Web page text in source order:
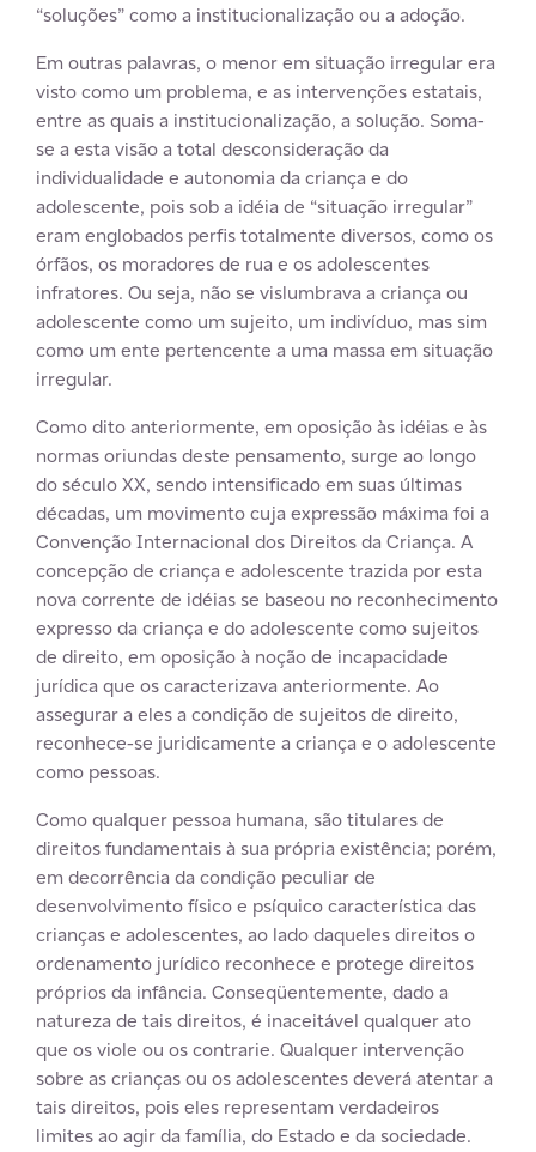
“soluções” como a institucionalização ou a adoção.
Em outras palavras, o menor em situação irregular era
visto como um problema, e as intervenções estatais,
entre as quais a institucionalização, a solução. Soma-
se a esta visão a total desconsideração da
individualidade e autonomia da criança e do
adolescente, pois sob a idéia de “situação irregular”
eram englobados perfis totalmente diversos, como os
órfãos, os moradores de rua e os adolescentes
infratores. Ou seja, não se vislumbrava a criança ou
adolescente como um sujeito, um indivíduo, mas sim
como um ente pertencente a uma massa em situação
irregular.
Como dito anteriormente, em oposição às idéias e às
normas oriundas deste pensamento, surge ao longo
do século XX, sendo intensificado em suas últimas
décadas, um movimento cuja expressão máxima foi a
Convenção Internacional dos Direitos da Criança. A
concepção de criança e adolescente trazida por esta
nova corrente de idéias se baseou no reconhecimento
expresso da criança e do adolescente como sujeitos
de direito, em oposição à noção de incapacidade
jurídica que os caracterizava anteriormente. Ao
assegurar a eles a condição de sujeitos de direito,
reconhece-se juridicamente a criança e o adolescente
como pessoas.
Como qualquer pessoa humana, são titulares de
direitos fundamentais à sua própria existência; porém,
em decorrência da condição peculiar de
desenvolvimento físico e psíquico característica das
crianças e adolescentes, ao lado daqueles direitos o
ordenamento jurídico reconhece e protege direitos
próprios da infância. Conseqüentemente, dado a
natureza de tais direitos, é inaceitável qualquer ato
que os viole ou os contrarie. Qualquer intervenção
sobre as crianças ou os adolescentes deverá atentar a
tais direitos, pois eles representam verdadeiros
limites ao agir da família, do Estado e da sociedade.